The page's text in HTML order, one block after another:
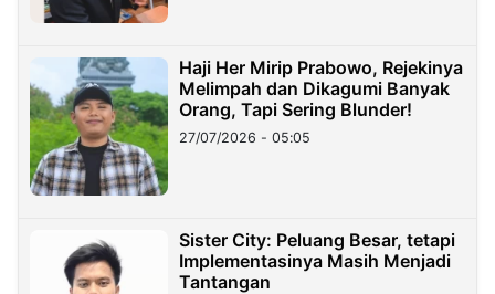
Haji Her Mirip Prabowo, Rejekinya
Melimpah dan Dikagumi Banyak
Orang, Tapi Sering Blunder!
27/07/2026 - 05:05
Sister City: Peluang Besar, tetapi
Implementasinya Masih Menjadi
Tantangan